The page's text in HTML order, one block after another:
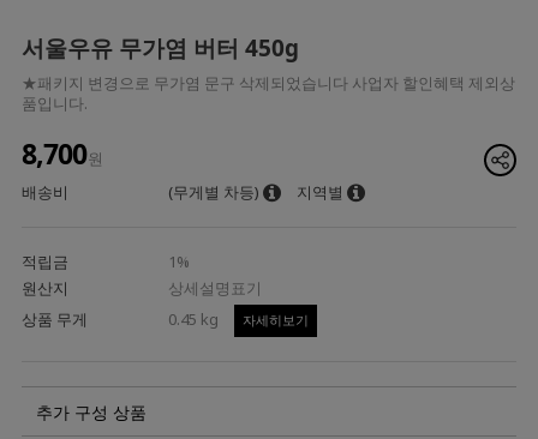
서울우유 무가염 버터 450g
★패키지 변경으로 무가염 문구 삭제되었습니다 사업자 할인혜택 제외상
품입니다.
8,700원
배송비
(무게별 차등) 지역별
적립금
1%
원산지
상세설명표기
상품 무게
0.45 kg 자세히보기
추가 구성 상품